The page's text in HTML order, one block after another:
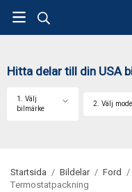
Hitta delar till din USA
1. Välj
bilmärke
2. Välj
Startsida / Bildelar / Ford /
Termostatpackning